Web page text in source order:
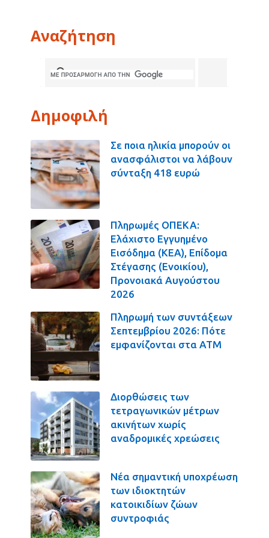
Αναζήτηση
Δημοφιλή
Σε ποια ηλικία μπορούν οι
ανασφάλιστοι να λάβουν
σύνταξη 418 ευρώ
Πληρωμές ΟΠΕΚΑ:
Ελάχιστο Εγγυημένο
Εισόδημα (ΚΕΑ), Επίδομα
Στέγασης (Ενοικίου),
Προνοιακά Αυγούστου
2026
Πληρωμή των συντάξεων
Σεπτεμβρίου 2026: Πότε
εμφανίζονται στα ΑΤΜ
Διορθώσεις των
τετραγωνικών μέτρων
ακινήτων χωρίς
αναδρομικές χρεώσεις
Νέα σημαντική υποχρέωση
των ιδιοκτητών
κατοικιδίων ζώων
συντροφιάς